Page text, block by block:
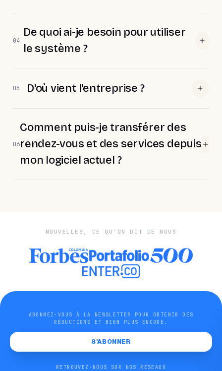
04
De quoi ai-je besoin pour utiliser
le système ?
05 D'où vient l'entreprise ?
06
Comment puis-je transférer des
rendez-vous et des services depuis
mon logiciel actuel ?
NOUVELLES, CE QU'ON DIT DE NOUS
ABONNEZ-VOUS À LA NEWSLETTER POUR OBTENIR DES
RÉDUCTIONS ET BIEN PLUS ENCORE.
S'ABONNER
RETROUVEZ-NOUS SUR NOS RÉSEAUX